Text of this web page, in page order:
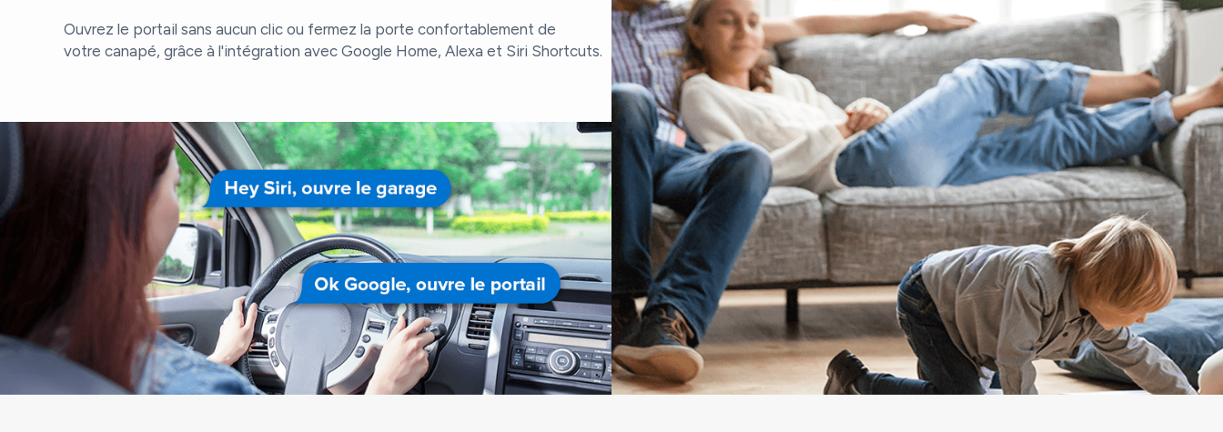
Ouvrez le portail sans aucun clic ou fermez la porte confortablement de
votre canapé, grâce à l'intégration avec Google Home, Alexa et Siri Shortcuts.